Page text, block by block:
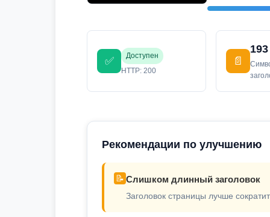
✅
Доступен
HTTP: 200
📄
193
Рекомендации по улучшению
📝 Слишком длинный заголовок
Заголовок страницы лучше